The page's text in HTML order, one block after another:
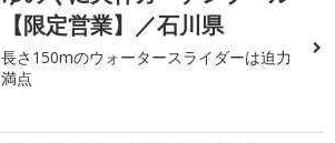
【限定営業】／石川県
長さ150mのウォータースライダーは迫力
満点